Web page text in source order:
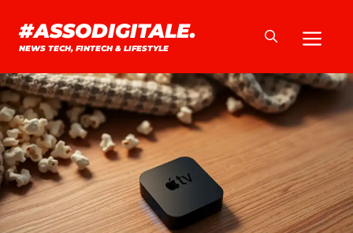
contenuto
#ASSODIGITALE.
NEWS TECH, FINTECH & LIFESTYLE